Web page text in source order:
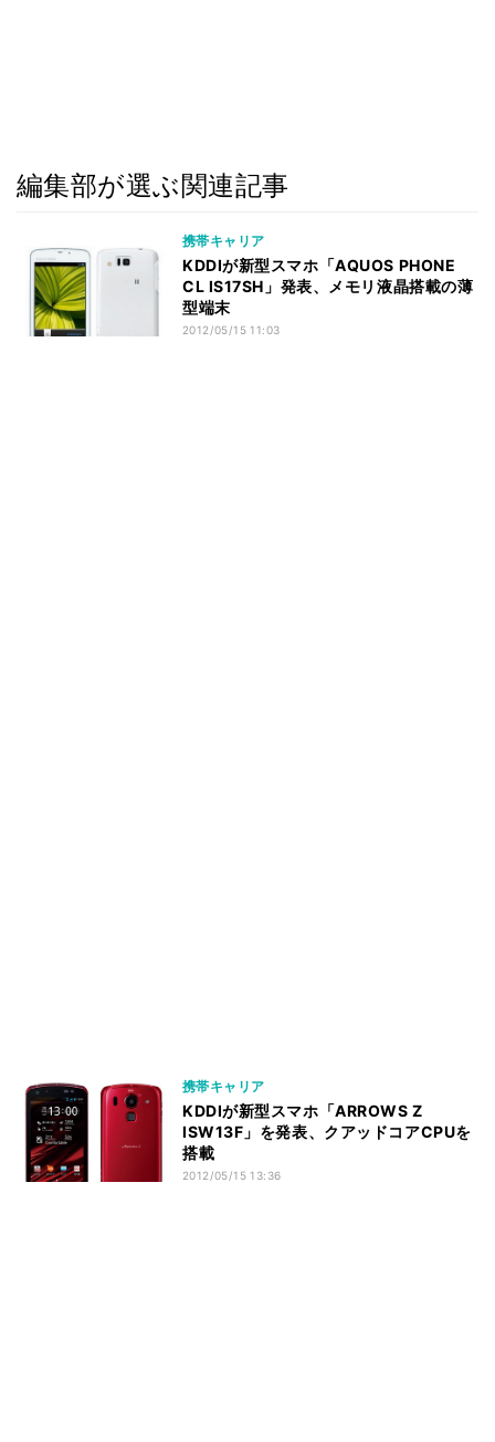
編集部が選ぶ関連記事
携帯キャリア
KDDIが新型スマホ「AQUOS PHONE
CL IS17SH」発表、メモリ液晶搭載の薄
型端末
2012/05/15 11:03
携帯キャリア
KDDIが新型スマホ「ARROWS Z
ISW13F」を発表、クアッドコアCPUを
搭載
2012/05/15 13:36